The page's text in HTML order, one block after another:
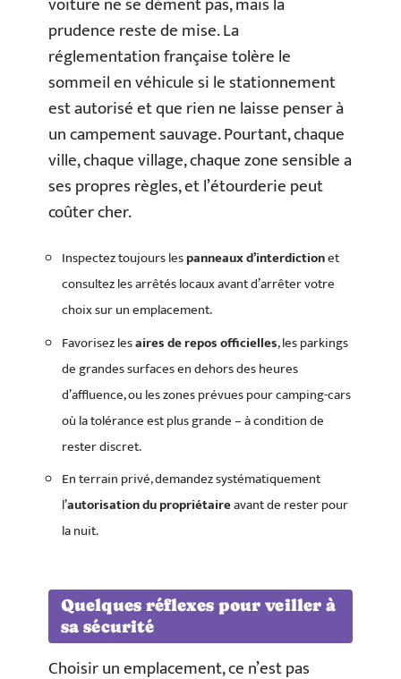
prudence reste de mise. La
réglementation française tolère le
sommeil en véhicule si le stationnement
est autorisé et que rien ne laisse penser à
un campement sauvage. Pourtant, chaque
ville, chaque village, chaque zone sensible a
ses propres règles, et l’étourderie peut
coûter cher.
Inspectez toujours lespanneaux d’interdictionet
consultez les arrêtés locaux avant d’arrêter votre
choix sur un emplacement.
Favorisez lesaires de repos officielles, les parkings
de grandes surfaces en dehors des heures
d’affluence, ou les zones prévues pour camping-cars
où la tolérance est plus grande – à condition de
rester discret.
En terrain privé, demandez systématiquement
l’autorisation du propriétaireavant de rester pour
la nuit.
Quelques réflexes pour veiller à
sa sécurité
Choisir un emplacement, ce n’est pas